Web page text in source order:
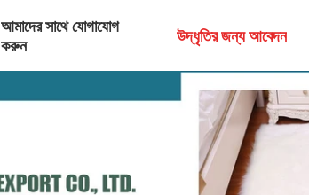
আমাদের সাথে যোগাযোগ
করুন
উদ্ধৃতির জন্য আবেদন